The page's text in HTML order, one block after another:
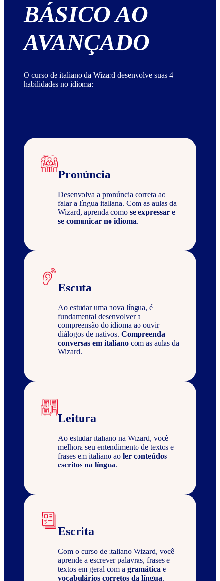
BÁSICO AO
AVANÇADO
O curso de italiano da Wizard desenvolve suas 4
habilidades no idioma:
Pronúncia
Desenvolva a pronúncia correta ao
falar a língua italiana. Com as aulas da
Wizard, aprenda como se expressar e
se comunicar no idioma.
Escuta
Ao estudar uma nova língua, é
fundamental desenvolver a
compreensão do idioma ao ouvir
diálogos de nativos. Compreenda
conversas em italiano com as aulas da
Wizard.
Leitura
Ao estudar italiano na Wizard, você
melhora seu entendimento de textos e
frases em italiano ao ler conteúdos
escritos na língua.
Escrita
Com o curso de italiano Wizard, você
aprende a escrever palavras, frases e
textos em geral com a gramática e
vocabulários corretos da língua.